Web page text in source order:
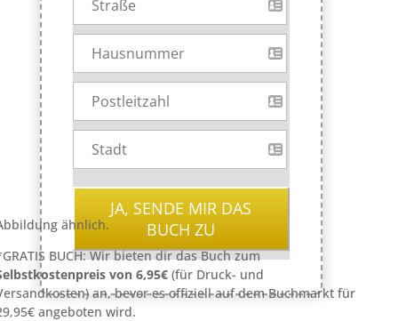
JA, SENDE MIR DAS
BUCH ZU
ähnlich.
BUCH: Wir bieten dir das Buch zum
von 6,95€(für Druck- und
an, bevor es offiziell auf dem Buchmarkt für
angeboten wird.